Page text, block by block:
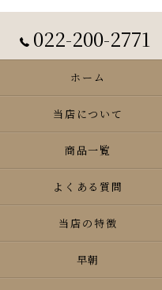
022-200-2771
ホーム
当店について
商品一覧
よくある質問
当店の特徴
早朝